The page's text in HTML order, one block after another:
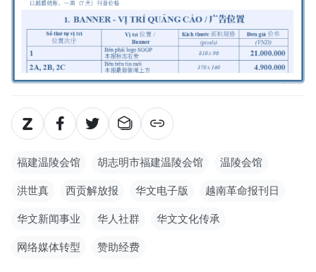
福建温陵会馆 胡志明市福建温陵会馆 温陵会馆
洪世真 西贡解放报 华文电子版 越南革命报刊日
华文新闻事业 华人社群 华文文化传承
网络媒体转型 赞助经费